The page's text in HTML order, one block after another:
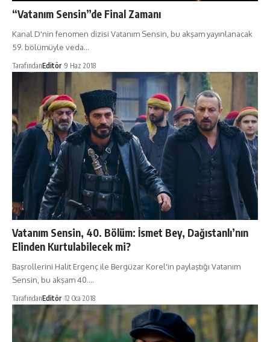
“Vatanım Sensin”de Final Zamanı
Kanal D'nin fenomen dizisi Vatanım Sensin, bu akşam yayınlanacak
59. bölümüyle veda…
TarafındanEditör 9 Haz 2018
Vatanım Sensin, 40. Bölüm: İsmet Bey, Dağıstanlı’nın
Elinden Kurtulabilecek mi?
Başrollerini Halit Ergenç ile Bergüzar Korel'in paylaştığı Vatanım
Sensin, bu akşam 40.…
TarafındanEditör 12 Oca 2018